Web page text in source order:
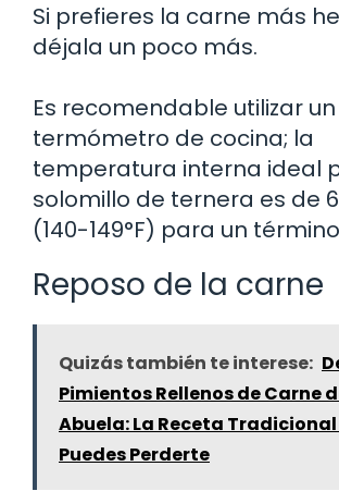
Si prefieres la carne más
déjala un poco más.
Es recomendable utilizar un
termómetro de cocina; la
temperatura interna ideal
solomillo de ternera es de
(140-149°F) para un
Reposo de la carne
Quizás también te interese:
Pimientos Rellenos de Carne
Abuela: La Receta Tradicional
Puedes Perderte